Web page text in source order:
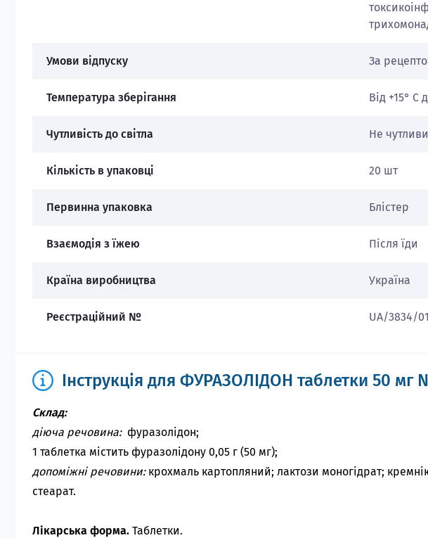
Умови відпуску За
Температура зберігання Від +15° С
Чутливість до світла Не
Кількість в упаковці 20 шт
Первинна упаковка Блістер
Взаємодія з їжею Після їди
Країна виробництва Україна
Реєстраційний № UA/3834/
Інструкція для ФУРАЗОЛІДОН таблетки 50 мг
Склад:
діюча речовина:фуразолідон;
1 таблетка містить фуразолідону 0,05 г (50 мг);
допоміжні речовини:крохмаль картопляний; лактози моногідрат;
стеарат.
Лікарська форма. Таблетки.